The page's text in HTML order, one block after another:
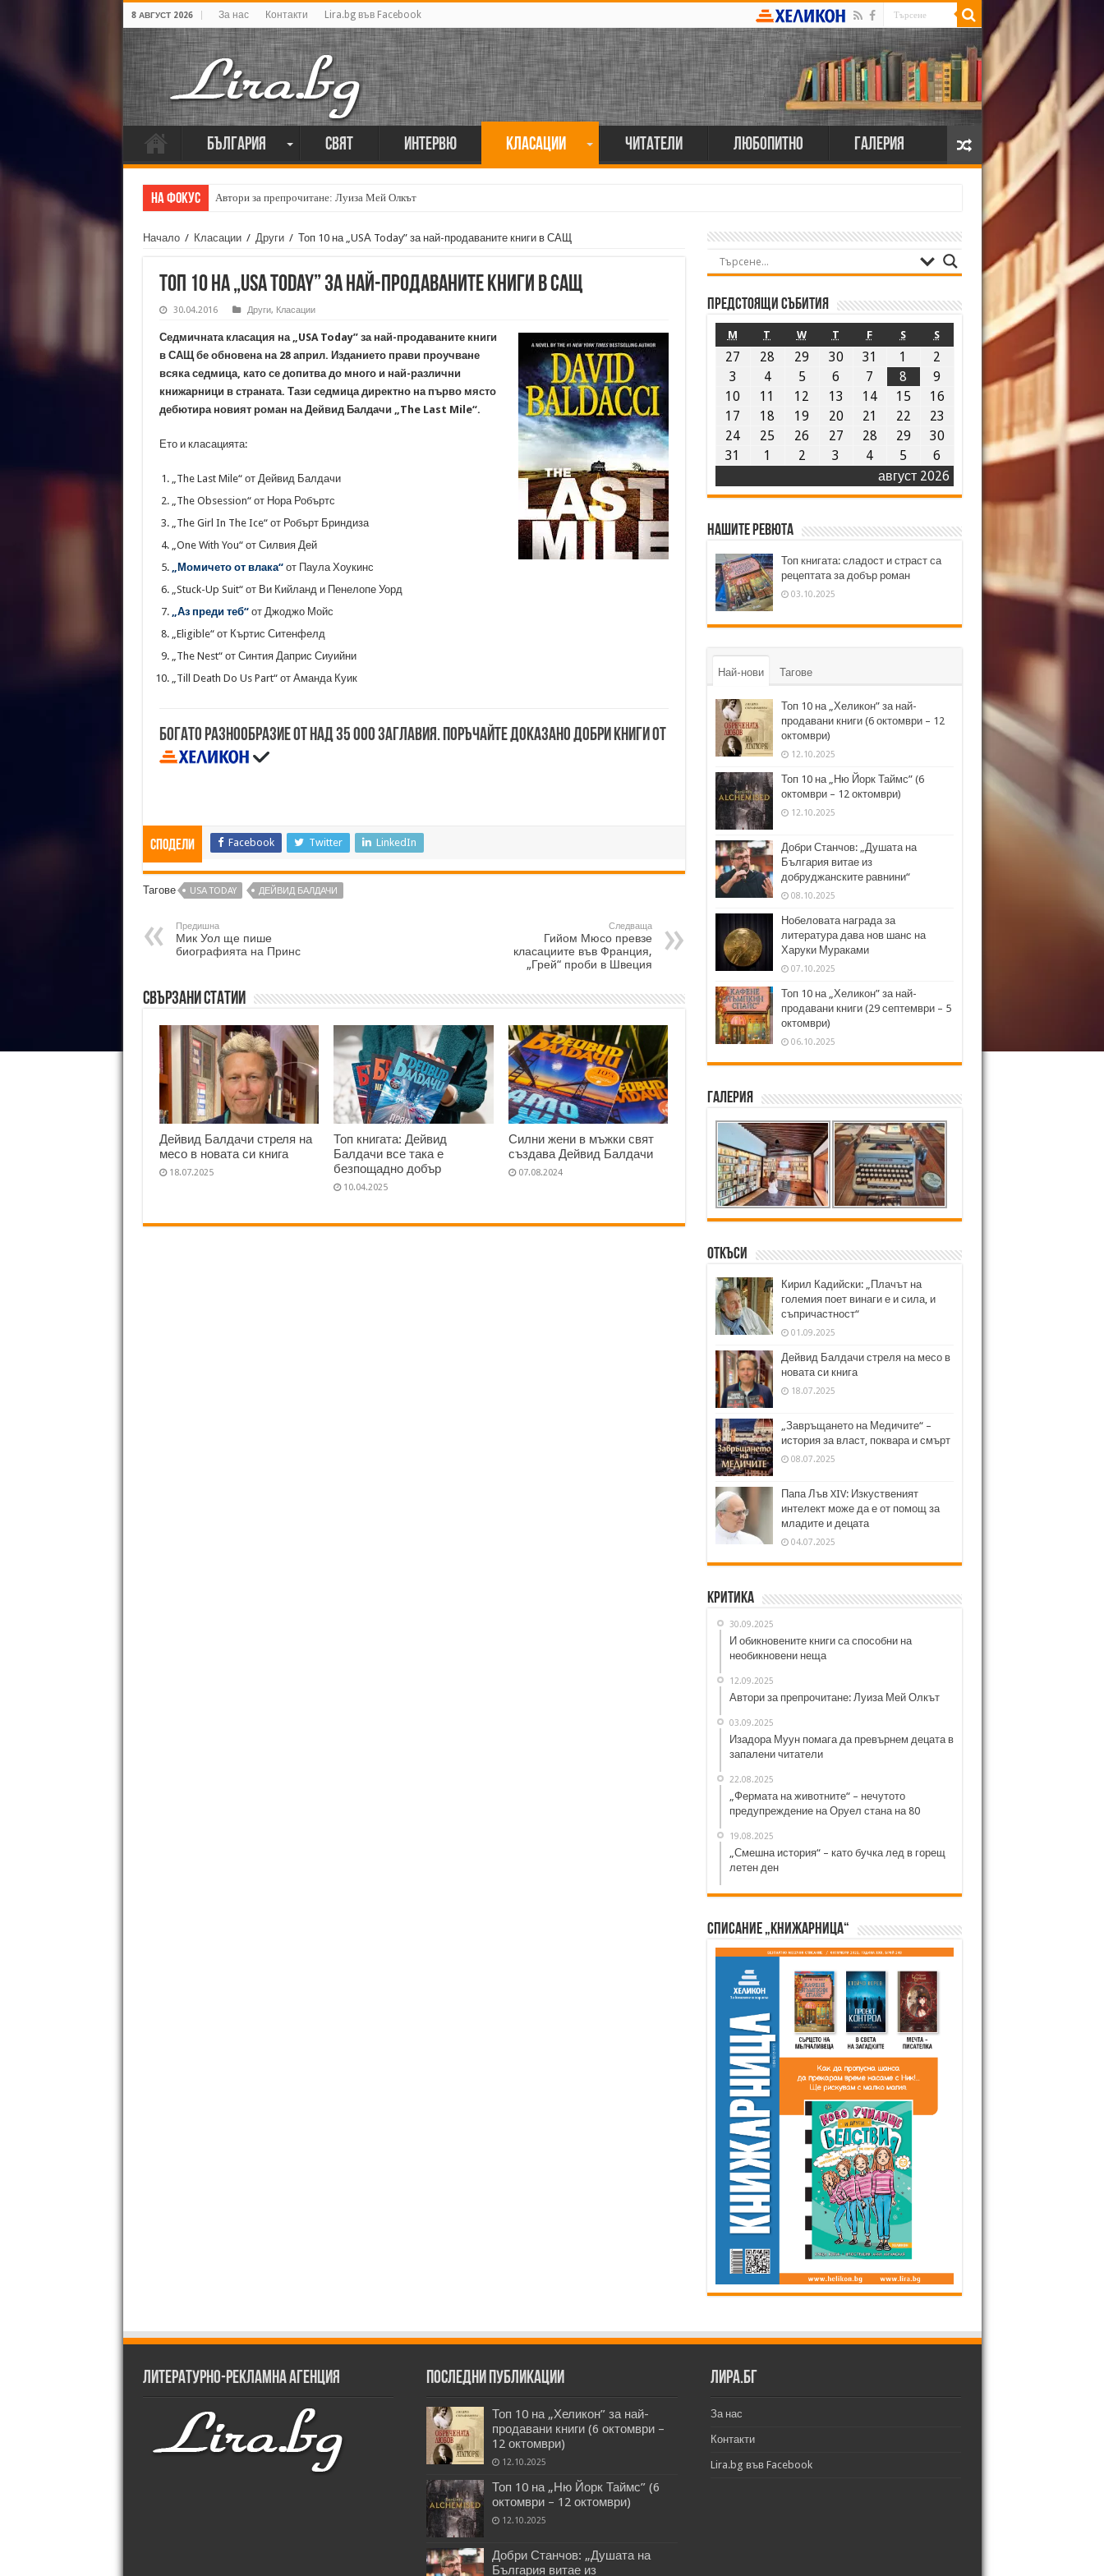
8 АВГУСТ 2026 За нас Контакти Lira.bg във Facebook
България Свят Интервю Класации Читатели Любопитно Галерия
На фокус Автори за препрочитане: Луиза Мей Олкът
Начало / Класации / Други / Топ 10 на „USА Today” за най-продаваните книги в САЩ
Топ 10 на „USА Today” за най-продаваните книги в САЩ
30.04.2016 Други, Класации
Седмичната класация на „USA Today” за най-продаваните книги
в САЩ бе обновена на 28 април. Изданието прави проучване
всяка седмица, като се допитва до много и най-различни
книжарници в страната. Тази седмица директно на първо място
дебютира новият роман на Дейвид Балдачи „The Last Mile“.
Ето и класацията:
„The Last Mile“ от Дейвид Балдачи
„The Obsession“ от Нора Робъртс
„The Girl In The Ice“ от Робърт Бриндиза
„One With You“ от Силвия Дей
„Момичето от влака“ от Паула Хоукинс
„Stuck-Up Suit“ от Ви Кийланд и Пенелопе Уорд
„Аз преди теб“от Джоджо Мойс
„Eligible“ от Къртис Ситенфелд
„The Nest“ от Синтия Даприс Сиуийни
„Till Death Do Us Part“ от Аманда Куик
Богато разнообразие от над 35 000 заглавия. Поръчайте доказано добри книги от
Сподели Facebook Twitter LinkedIn
Тагове USА TODAY ДЕЙВИД БАЛДАЧИ
Предишна
Мик Уол ще пише
биографията на Принс
Следваща
Гийом Мюсо превзе
класациите във Франция,
„Грей“ проби в Швеция
Свързани статии
Дейвид Балдачи стреля на
месо в новата си книга
18.07.2025
Топ книгата: Дейвид
Балдачи все така е
безпощадно добър
10.04.2025
Силни жени в мъжки свят
създава Дейвид Балдачи
07.08.2024
Предстоящи събития
август 2026
M T W T F S S
27 28 29 30 31 1
2
3
4 5 6 7 8
9
10
11 12 13 14 15
16
17
18 19 20 21 22
23
24
25 26 27 28 29
30
31
1 2 3 4 5 6
Нашите ревюта
Топ книгата: сладост и страст са
рецептата за добър роман
03.10.2025
Най-нови Тагове
Топ 10 на „Хеликон” за най-
продавани книги (6 октомври – 12
октомври)
12.10.2025
Топ 10 на „Ню Йорк Таймс” (6
октомври – 12 октомври)
12.10.2025
Добри Станчов: „Душата на
България витае из
добруджанските равнини“
08.10.2025
Нобеловата награда за
литература дава нов шанс на
Харуки Мураками
07.10.2025
Топ 10 на „Хеликон” за най-
продавани книги (29 септември – 5
октомври)
06.10.2025
Галерия
Откъси
Кирил Кадийски: „Плачът на
големия поет винаги е и сила, и
съпричастност“
01.09.2025
Дейвид Балдачи стреля на месо в
новата си книга
18.07.2025
„Завръщането на Медичите“ –
история за власт, поквара и смърт
08.07.2025
Папа Лъв XIV: Изкуственият
интелект може да е от помощ за
младите и децата
04.07.2025
Критика
30.09.2025
И обикновените книги са способни на
необикновени неща
12.09.2025
Автори за препрочитане: Луиза Мей Олкът
03.09.2025
Изадора Муун помага да превърнем децата в
запалени читатели
22.08.2025
„Фермата на животните“ – нечутото
предупреждение на Оруел стана на 80
19.08.2025
„Смешна история“ – като бучка лед в горещ
летен ден
Списание „Книжарница“
Литературно-рекламна агенция Последни публикации
Топ 10 на „Хеликон” за най-
продавани книги (6 октомври –
12 октомври)
12.10.2025
Топ 10 на „Ню Йорк Таймс” (6
октомври – 12 октомври)
12.10.2025
Добри Станчов: „Душата на
България витае из
Лира.бг
За нас
Контакти
Lira.bg във Facebook